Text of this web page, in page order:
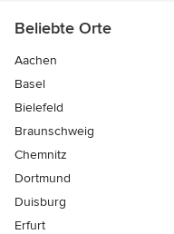
Beliebte Orte
Aachen
Basel
Bielefeld
Braunschweig
Chemnitz
Dortmund
Duisburg
Erfurt